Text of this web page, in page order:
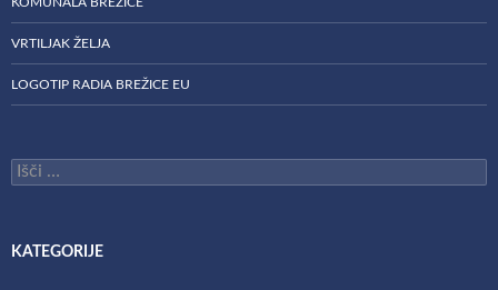
VRTILJAK ŽELJA
LOGOTIP RADIA BREŽICE EU
Išči:
KATEGORIJE